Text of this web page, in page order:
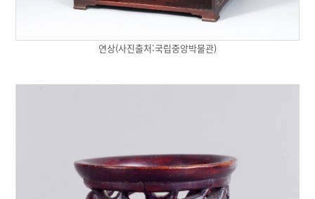
연상(사진출처:국립중앙박물관)